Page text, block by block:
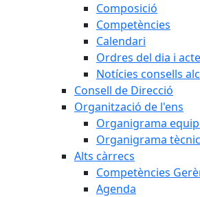
Composició
Competències
Calendari
Ordres del dia i
Notícies consells
Consell de Direcció
Organització de l'ens
Organigrama
Organigrama tècnic
Alts càrrecs
Competències
Agenda